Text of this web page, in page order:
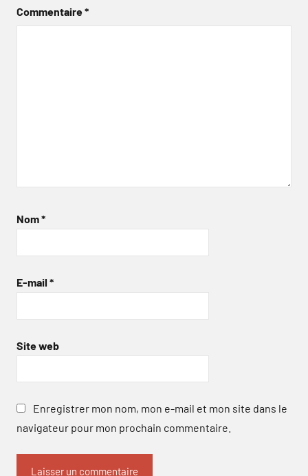
Commentaire*
Nom*
E-mail *
Site web
Enregistrer mon nom, mon e-mail et mon site dans le
navigateur pour mon prochain commentaire.